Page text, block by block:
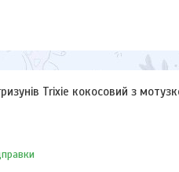
Trixie кокосовий з